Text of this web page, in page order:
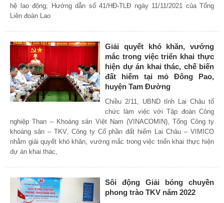
hệ lao động; Hướng dẫn số 41/HĐ-TLĐ ngày 11/11/2021 của Tổng
Liên đoàn Lao
Giải quyết khó khăn, vướng
mắc trong việc triển khai thực
hiện dự án khai thác, chế biến
đất hiếm tại mỏ Đông Pao,
huyện Tam Đường
Chiều 2/11, UBND tỉnh Lai Châu tổ
chức làm việc với Tập đoàn Công
nghiệp Than – Khoáng sản Việt Nam (VINACOMIN), Tổng Công ty
khoáng sản – TKV, Công ty Cổ phần đất hiếm Lai Châu – VIMICO
nhằm giải quyết khó khăn, vướng mắc trong việc triển khai thực hiện
dự án khai thác,
Sôi động Giải bóng chuyền
phong trào TKV năm 2022